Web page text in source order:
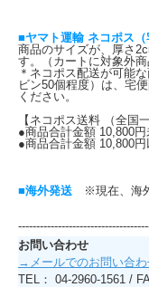
■ヤマト運輸 ネコポス（
商品のサイズが、厚さ
す。（カートに対象外
＊ネコポス配送が可能
ビン50個程度）は、宅
ください。
【ネコポス送料 （全国
●商品合計金額 10,800
●商品合計金額 10,800
■海外発送 ※現在、海外
お問い合わせ
→メールでのお問い合
TEL： 04-2960-1561 /